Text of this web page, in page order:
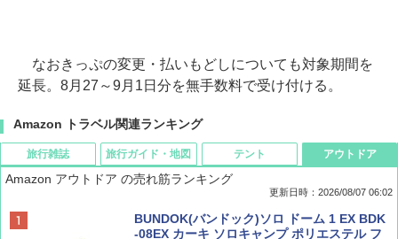
なおきっぷの変更・払いもどしについても対象期間を
延長。8月27～9月1日分を無手数料で受け付ける。
Amazon トラベル関連ランキング
旅行雑誌
ディズニーファン ２０２６年 ９月号 [雑
誌] (ＤＩＳＮＥＹ ＦＡＮ)
旅行ガイド・地図
D40 地球の歩き方 チェンマイ タイ北部の魅
力的な町 2026～2027 地球の歩き方D アジア
テント
[キャンパーズコレクション 山善] ポップアッ
プテント 傘みたいに広げて畳める パッとサ
アウトドア
Amazon アウトドア の売れ筋ランキング
更新日時：2026/08/07 06:02
BUNDOK(バンドック)ソロ ドーム 1 EX BDK
-08EX カーキ ソロキャンプ ポリエステル フ